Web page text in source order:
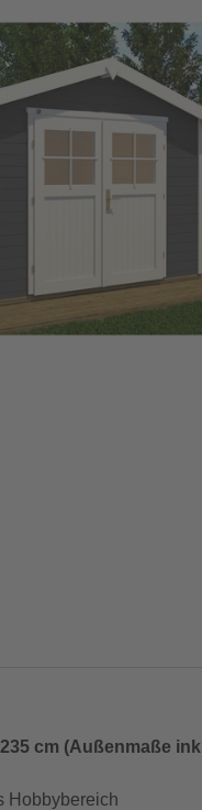
cm (Außenmaße
Hobbybereich